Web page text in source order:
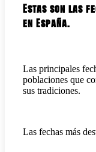
Estas son las
en España.
Las principales
poblaciones que
sus tradiciones.
Las fechas más